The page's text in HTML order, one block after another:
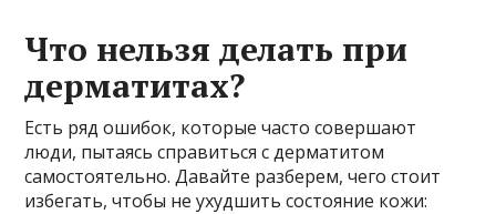
Что нельзя делать при
дерматитах?
Есть ряд ошибок, которые часто совершают
люди, пытаясь справиться с дерматитом
самостоятельно. Давайте разберем, чего стоит
избегать, чтобы не ухудшить состояние кожи: